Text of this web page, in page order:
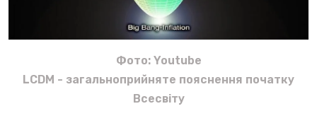
Фото: Youtube
LCDM - загальноприйняте пояснення початку
Всесвіту